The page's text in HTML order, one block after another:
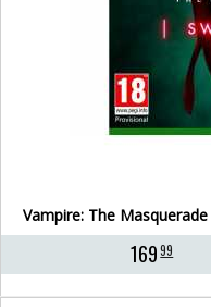
Vampire: The
16999